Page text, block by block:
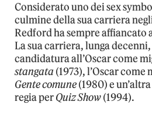
Considerato uno dei sex
culmine della sua carriera
Redford ha sempre affiancato
La sua carriera, lunga
candidatura all’Oscar come
stangata (1973), l’Oscar
Gente comune(1980) e
regia perQuiz Show(1994).